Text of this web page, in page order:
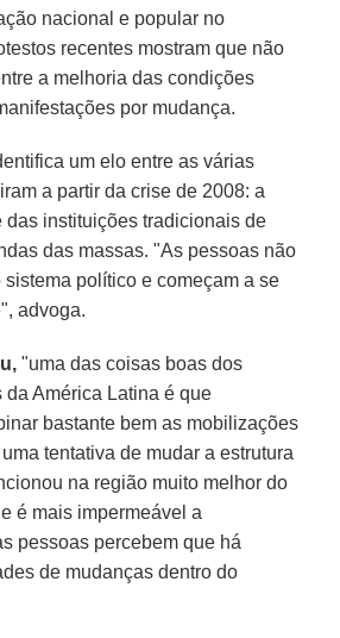
nacional e popular no
recentes mostram que não
a melhoria das condições
por mudança.
um elo entre as várias
a partir da crise de 2008: a
das instituições tradicionais de
das massas. "As pessoas não
político e começam a se
advoga.
"uma das coisas boas dos
da América Latina é que
bastante bem as mobilizações
tentativa de mudar a estrutura
na região muito melhor do
é mais impermeável a
pessoas percebem que há
de mudanças dentro do